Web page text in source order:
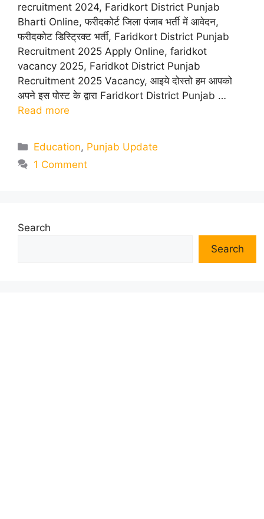
recruitment 2024, Faridkort District Punjab
Bharti Online, फरीदकोर्ट जिला पंजाब भर्ती में आवेदन,
फरीदकोट डिस्ट्रिक्ट भर्ती, Faridkort District Punjab
Recruitment 2025 Apply Online, faridkot
vacancy 2025, Faridkot District Punjab
Recruitment 2025 Vacancy, आइये दोस्तो हम आपको
अपने इस पोस्ट के द्वारा Faridkort District Punjab …
Read more
Categories
Education, Punjab Update
1 Comment
Search
Search